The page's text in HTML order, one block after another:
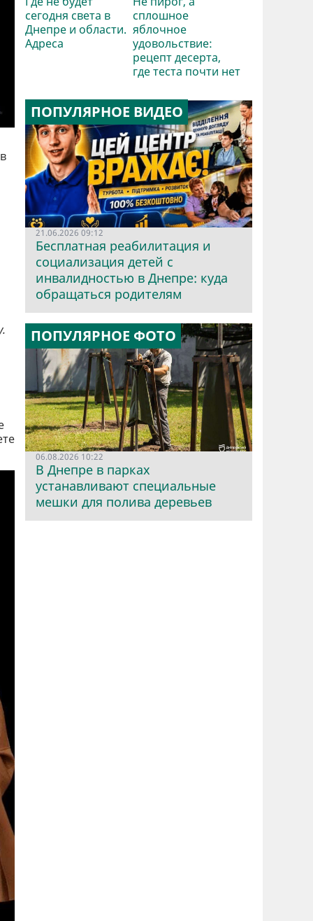
сегодня света в
Днепре и области.
Адреса
сплошное
яблочное
удовольствие:
рецепт десерта,
где теста почти нет
ПОПУЛЯРНОЕ ВИДЕО
21.06.2026 09:12
Бесплатная реабилитация и
социализация детей с
инвалидностью в Днепре: куда
обращаться родителям
ПОПУЛЯРНОЕ ФОТО
06.08.2026 10:22
В Днепре в парках
устанавливают специальные
мешки для полива деревьев